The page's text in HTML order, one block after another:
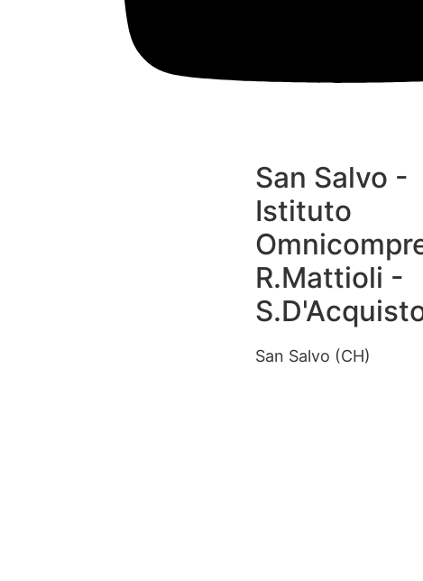
San Salvo -
Istituto
R.Mattioli -
San Salvo (CH)